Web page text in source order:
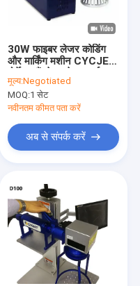
30W फाइबर लेजर कोडिंग
और मार्किंग मशीन CYCJET
मूल्य:Negotiated
MOQ:1 सेट
नवीनतम कीमत पता करें
अब से संपर्क करें